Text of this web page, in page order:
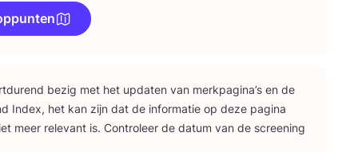
bezig met het upda­ten van merk­pa­gi­na’s en de
Index, het kan zijn dat de infor­ma­tie op deze pagi­na
meer rele­vant is. Con­tro­leer de datum van de scree­ning